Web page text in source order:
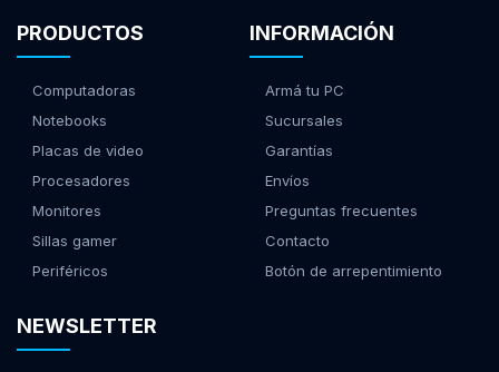
PRODUCTOS
Computadoras
Notebooks
Placas de video
Procesadores
Monitores
Sillas gamer
Periféricos
INFORMACIÓN
Armá tu PC
Sucursales
Garantías
Envíos
Preguntas frecuentes
Contacto
Botón de arrepentimiento
NEWSLETTER